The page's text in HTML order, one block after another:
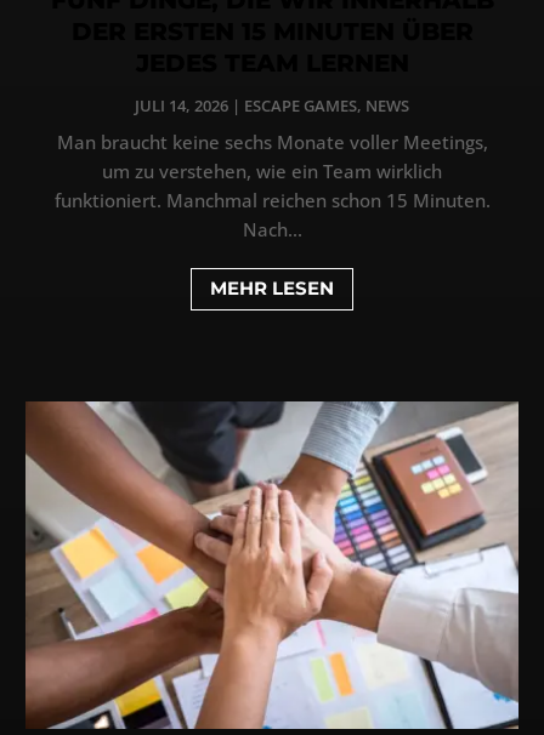
JULI 14, 2026 | ESCAPE GAMES, NEWS
Man braucht keine sechs Monate voller Meetings,
um zu verstehen, wie ein Team wirklich
funktioniert. Manchmal reichen schon 15 Minuten.
Nach...
MEHR LESEN